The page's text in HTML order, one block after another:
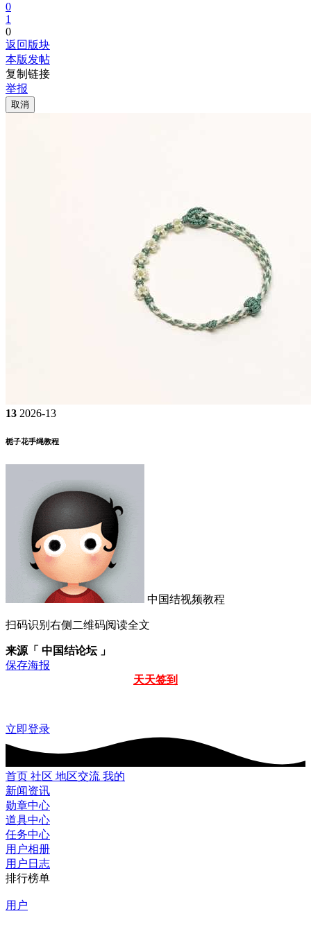
0
1
0
返回版块
本版发帖
复制链接
举报
取消
13 2026-13
栀子花手绳教程
中国结视频教程
扫码识别右侧二维码阅读全文
来源「 中国结论坛 」
保存海报
天天签到
立即登录
首页 社区 地区交流 我的
新闻资讯
勋章中心
道具中心
任务中心
用户相册
用户日志
排行榜单
用户